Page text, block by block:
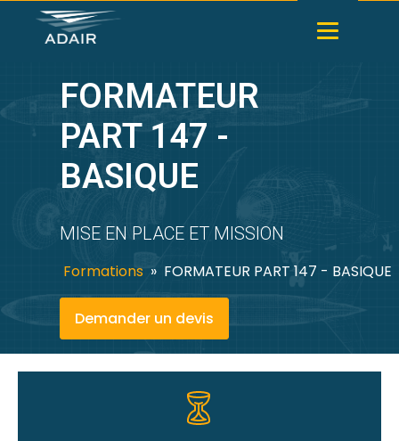
FORMATEUR
PART 147 -
BASIQUE
MISE EN PLACE ET MISSION
Formations » FORMATEUR PART 147 - BASIQUE
Demander un devis